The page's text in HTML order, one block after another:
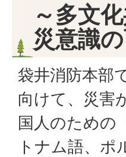
～多文
災意識
袋井消防本部
向けて、災害
国人のための
トナム語、